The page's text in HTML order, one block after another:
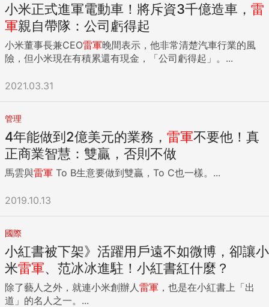
小米正式進軍電動車！將斥資3千億造車， 雷
軍親自帶隊：公司虧得起
小米董事長兼CEO雷軍晚間表示，他非常清楚汽車行業的風
險，但小米現在有積累還有現金，「公司虧得起」。...
2021.03.31
管理
4年能做到2億美元的業務， 雷軍不要他！真
正商業智慧：雙贏，否則不做
馬雲與雷軍 To B生意要做到雙贏，To C也一樣。...
2019.10.13
國際
小紅書被下架》活躍用戶遠不如微博，卻讓小
米雷軍、范冰冰進駐！小紅書紅什麼？
除了藝人之外，就連小米創辦人 雷軍 ，也是在小紅書上「出
道」的名人之一。...